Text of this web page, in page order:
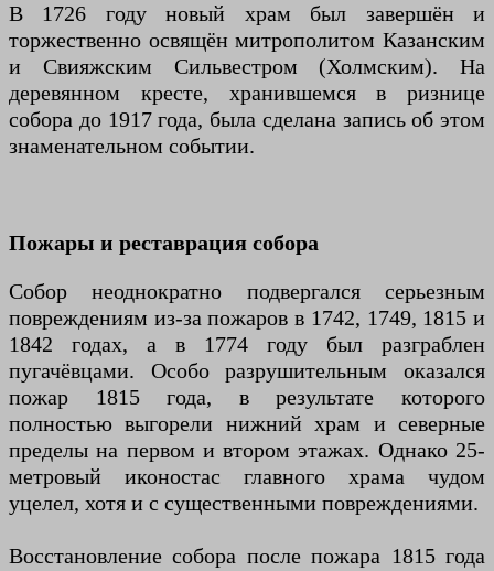
В 1726 году новый храм был завершён и
торжественно освящён митрополитом Казанским
и Свияжским Сильвестром (Холмским). На
деревянном кресте, хранившемся в ризнице
собора до 1917 года, была сделана запись об этом
знаменательном событии.
Пожары и реставрация собора
Собор неоднократно подвергался серьезным
повреждениям из-за пожаров в 1742, 1749, 1815 и
1842 годах, а в 1774 году был разграблен
пугачёвцами. Особо разрушительным оказался
пожар 1815 года, в результате которого
полностью выгорели нижний храм и северные
пределы на первом и втором этажах. Однако 25-
метровый иконостас главного храма чудом
уцелел, хотя и с существенными повреждениями.
Восстановление собора после пожара 1815 года